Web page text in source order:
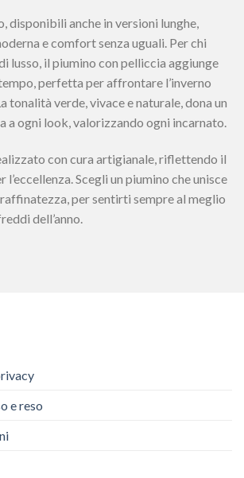
disponibili anche in versioni lunghe,
e comfort senza uguali. Per chi
lusso, il piumino con pelliccia aggiunge
tempo, perfetta per affrontare l’inverno
tonalità verde, vivace e naturale, dona un
a ogni look, valorizzando ogni incarnato.
con cura artigianale, riflettendo il
Scegli un piumino che unisce
per sentirti sempre al meglio
dell’anno.
e reso